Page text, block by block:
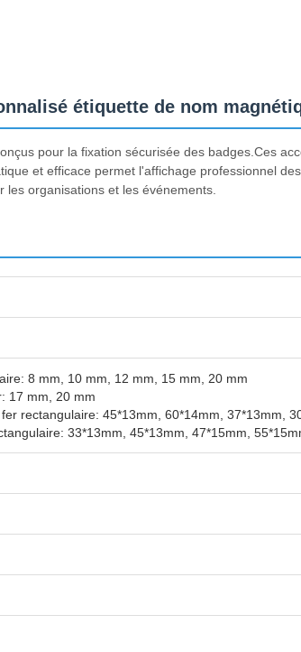
étiquette de nom
pour la fixation sécurisée des badges.Ces
et efficace permet l'affichage professionnel
organisations et les événements.
8 mm, 10 mm, 12 mm, 15 mm, 20 mm
17 mm, 20 mm
rectangulaire: 45*13mm, 60*14mm, 37*13mm,
33*13mm, 45*13mm, 47*15mm,